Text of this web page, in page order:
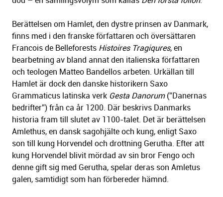
Berättelsen om Hamlet, den dystre prinsen av Danmark,
finns med i den franske författaren och översättaren
Francois de Belleforests Histoires Tragiqures, en
bearbetning av bland annat den italienska författaren
och teologen Matteo Bandellos arbeten. Urkällan till
Hamlet är dock den danske historikern Saxo
Grammaticus latinska verk Gesta Danorum(”Danernas
bedrifter”) från ca år 1200. Där beskrivs Danmarks
historia fram till slutet av 1100-talet. Det är berättelsen
Amlethus, en dansk sagohjälte och kung, enligt Saxo
son till kung Horvendel och drottning Gerutha. Efter att
kung Horvendel blivit mördad av sin bror Fengo och
denne gift sig med Gerutha, spelar deras son Amletus
galen, samtidigt som han förbereder hämnd.